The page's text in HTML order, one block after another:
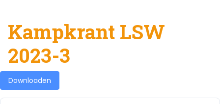
Kampkrant LSW
2023-3
Downloaden